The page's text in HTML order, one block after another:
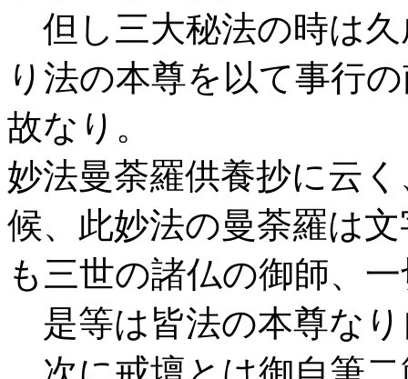
但し三大秘法の時は
り法の本尊を以て事行
故なり。
妙法曼荼羅供養抄に云
候、此妙法の曼荼羅は
も三世の諸仏の御師、
是等は皆法の本尊な